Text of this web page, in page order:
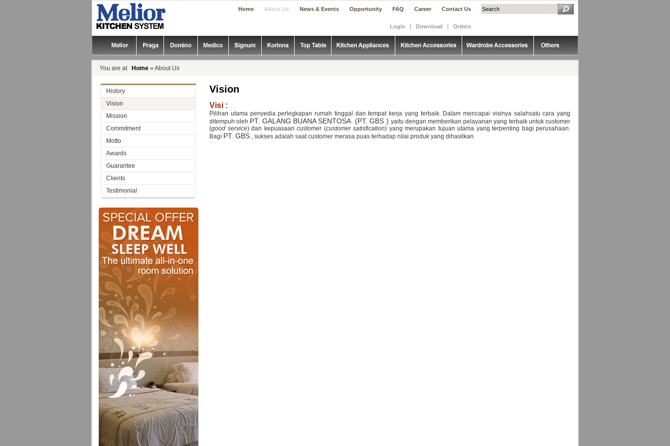
Home About Us News & Events Opportunity FAQ Career Contact Us
Login Download Orders
You are at Home » About Us
History
Vision
Mission
Commitment
Motto
Awards
Guarantee
Clients
Testimonial
Vision
Visi :
Pilihan utama penyedia perlegkapan rumah tinggal dan tempat kerja yang terbaik. Dalam mencapai visinya salahsatu cara yang
ditempuh oleh PT. GALANG BUANA SENTOSA (PT. GBS ) yaitu dengan memberikan pelayanan yang terbaik untuk customer
(good service) dan kepuasaan customer (customer satisfication) yang merupakan tujuan utama yang terpenting bagi perusahaan.
Bagi PT. GBS , sukses adalah saat customer merasa puas terhadap nilai produk yang dihasilkan.